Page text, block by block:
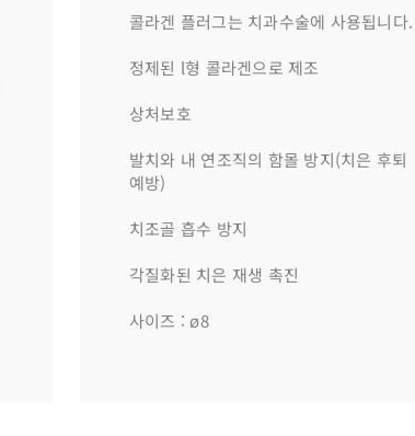
콜라겐 플러그는 치과수술에 사용됩니다.
정제된 l형 콜라겐으로 제조
상처보호
발치와 내 연조직의 함몰 방지(치은 후퇴
예방)
치조골 흡수 방지
각질화된 치은 재생 촉진
사이즈 : ø8